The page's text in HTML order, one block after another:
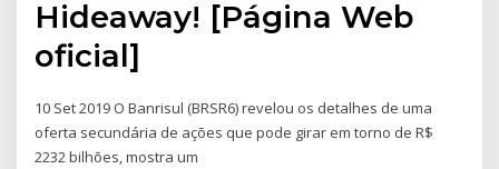
Hideaway! [Página Web
oficial]
10 Set 2019 O Banrisul (BRSR6) revelou os detalhes de uma
oferta secundária de ações que pode girar em torno de R$
2232 bilhões, mostra um